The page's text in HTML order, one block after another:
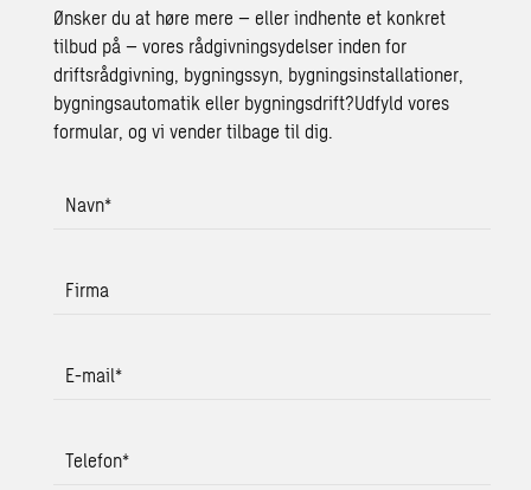
Ønsker du at høre mere – eller indhente et konkret
tilbud på – vores rådgivningsydelser inden for
driftsrådgivning, bygningssyn, bygningsinstallationer,
bygningsautomatik eller bygningsdrift?Udfyld vores
formular, og vi vender tilbage til dig.
Navn*
Firma
E-mail*
Telefon*